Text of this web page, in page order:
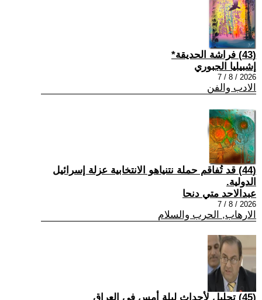
(43) فراشة الحديقة*
إشبيليا الجبوري
2026 / 8 / 7
الادب والفن
(44) قد تُفاقم حملة نتنياهو الانتخابية عزلة إسرائيل
الدولية.
عبدالاحد متي دنحا
2026 / 8 / 7
الارهاب, الحرب والسلام
(45) تحليل لأحداث ليلة أمس في العراق